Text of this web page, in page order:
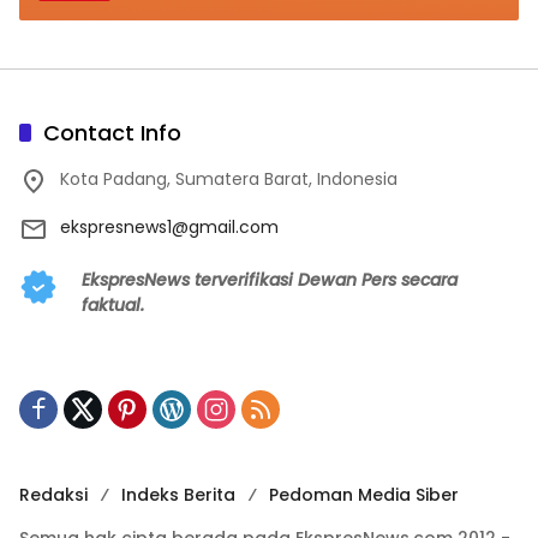
Contact Info
Kota Padang, Sumatera Barat, Indonesia
ekspresnews1@gmail.com
EkspresNews terverifikasi Dewan Pers secara
faktual.
Redaksi Indeks Berita
Pedoman Media Siber